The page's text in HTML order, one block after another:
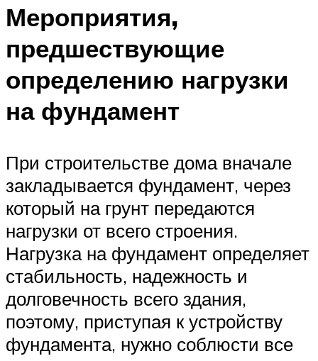
Мероприятия,
предшествующие
определению нагрузки
на фундамент
При строительстве дома вначале
закладывается фундамент, через
который на грунт передаются
нагрузки от всего строения.
Нагрузка на фундамент определяет
стабильность, надежность и
долговечность всего здания,
поэтому, приступая к устройству
фундамента, нужно соблюсти все